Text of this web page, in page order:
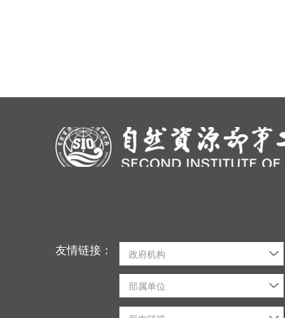
友情链接： 政府机构
部属单位